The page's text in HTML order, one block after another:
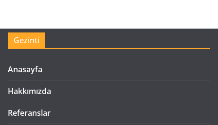
Gezinti
Anasayfa
Hakkımızda
Referanslar